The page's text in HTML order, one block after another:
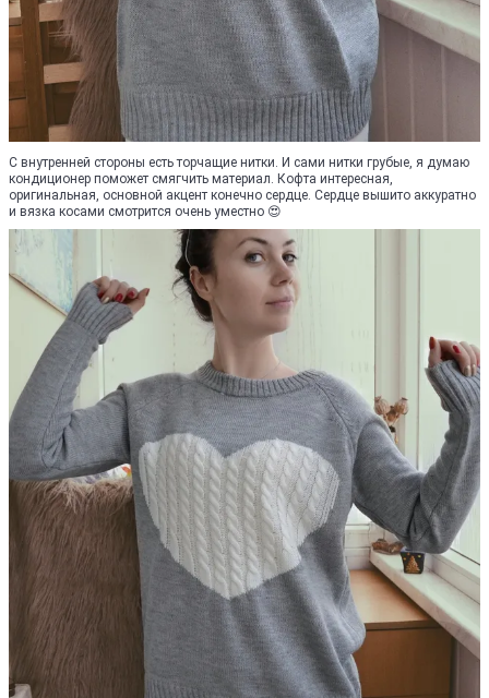
С внутренней стороны есть торчащие нитки. И сами нитки грубые, я думаю
кондиционер поможет смягчить материал. Кофта интересная,
оригинальная, основной акцент конечно сердце. Сердце вышито аккуратно
и вязка косами смотрится очень уместно 😍